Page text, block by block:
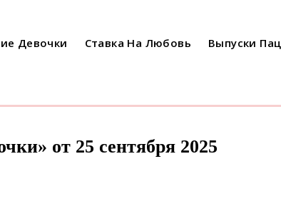
Девочки Ставка На Любовь Выпуски
от 25 сентября 2025